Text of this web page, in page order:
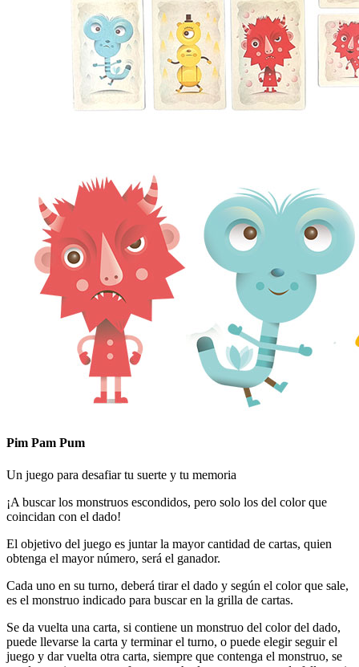
Pim Pam Pum
Un juego para desafiar tu suerte y tu memoria
¡A buscar los monstruos escondidos, pero solo los del color que
coincidan con el dado!
El objetivo del juego es juntar la mayor cantidad de cartas, quien
obtenga el mayor número, será el ganador.
Cada uno en su turno, deberá tirar el dado y según el color que sale,
es el monstruo indicado para buscar en la grilla de cartas.
Se da vuelta una carta, si contiene un monstruo del color del dado,
puede llevarse la carta y terminar el turno, o puede elegir seguir el
juego y dar vuelta otra carta, siempre que contenga el monstruo, se